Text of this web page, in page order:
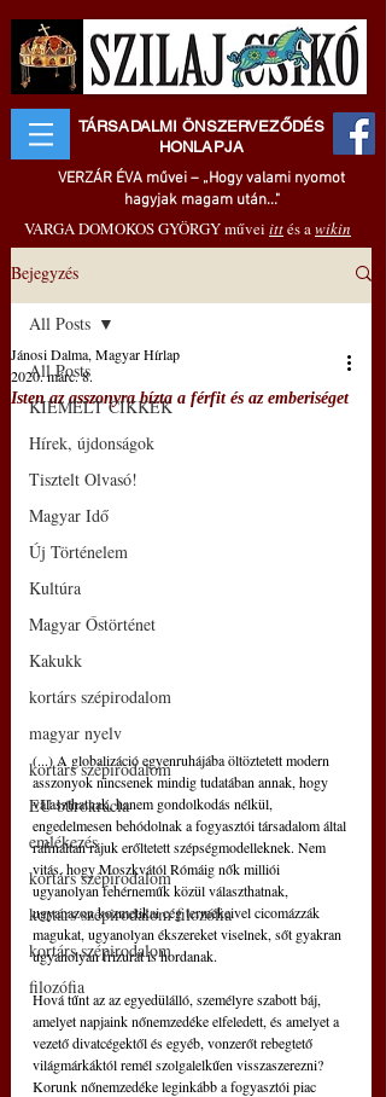
TÁRSADALMI ÖNSZERVEZŐDÉS
HONLAPJA
VERZÁR ÉVA művei – „Hogy valami nyomot
hagyjak magam után..."
VARGA DOMOKOS GYÖRGY művei ittés awikin
Bejegyzés
All Posts
KIEMELT CIKKEK
Hírek, újdonságok
Tisztelt Olvasó!
Magyar Idő
Új Történelem
Kultúra
Magyar Őstörténet
Kakukk
kortárs szépirodalom
magyar nyelv
kortárs szépirodalom
EU bürokrácia
emlékezés
kortárs szépirodalom
kortárs szépirodalom filozófia
kortárs szépirodalom
filozófia
All Posts
Isten az asszonyra bízta a férfit és az emberiséget
Jánosi Dalma, Magyar Hírlap
2020. márc. 8.
(...) A globalizáció egyenruhájába öltöztetett modern
asszonyok nincsenek mindig tudatában annak, hogy
választhatnak, hanem gondolkodás nélkül,
engedelmesen behódolnak a fogyasztói társadalom által
rafináltan rájuk erőltetett szépségmodelleknek. Nem
vitás, hogy Moszkvától Rómáig nők milliói
ugyanolyan fehérneműk közül választhatnak,
ugyanazon kozmetikai cég termékeivel cicomázzák
magukat, ugyanolyan ékszereket viselnek, sőt gyakran
ugyanolyan frizurát is hordanak.
Hová tűnt az az egyedülálló, személyre szabott báj,
amelyet napjaink nőnemzedéke elfeledett, és amelyet a
vezető divatcégektől és egyéb, vonzerőt rebegtető
világmárkáktól remél szolgalelkűen visszaszerezni?
Korunk nőnemzedéke leginkább a fogyasztói piac